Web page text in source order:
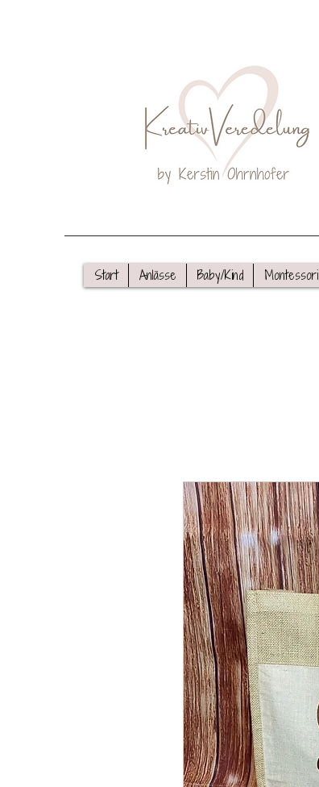
Start Anlässe Baby/Kind Montessori